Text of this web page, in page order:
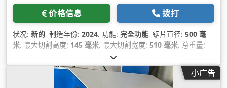
价格信息 拨打
状况: 新的, 制造年份: 2024, 功能: 完全功能, 锯片直径: 500 毫
米, 最大切割高度: 145 毫米, 最大切割宽度: 510 毫米, 总重量:
150 毫米
功率:5.5 千瓦 (7.48 马力),
小广告